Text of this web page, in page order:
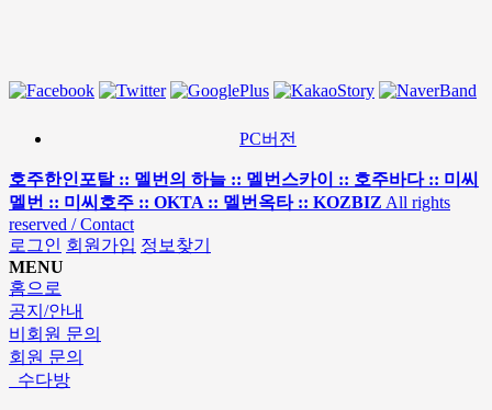
PC버전
호주한인포탈 :: 멜번의 하늘 :: 멜번스카이 :: 호주바다 :: 미씨
멜번 :: 미씨호주 :: OKTA :: 멜번옥타 :: KOZBIZ All rights
reserved / Contact
로그인 회원가입 정보찾기
MENU
홈으로
공지/안내
비회원 문의
회원 문의
수다방